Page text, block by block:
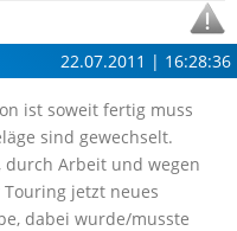
22.07.2011 | 16:28:36
ist soweit fertig muss
sind gewechselt.
Arbeit und wegen
jetzt neues
dabei wurde/musste